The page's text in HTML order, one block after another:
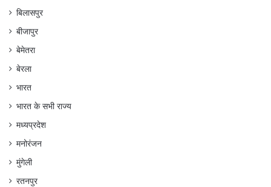
बिलासपुर
बीजापुर
बेमेतरा
बेरला
भारत
भारत के सभी राज्य
मध्यप्रदेश
मनोरंजन
मुंगेली
रतनपुर